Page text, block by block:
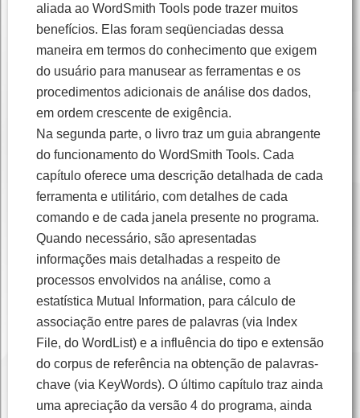
aliada ao WordSmith Tools pode trazer muitos
benefícios. Elas foram seqüenciadas dessa
maneira em termos do conhecimento que exigem
do usuário para manusear as ferramentas e os
procedimentos adicionais de análise dos dados,
em ordem crescente de exigência.
Na segunda parte, o livro traz um guia abrangente
do funcionamento do WordSmith Tools. Cada
capítulo oferece uma descrição detalhada de cada
ferramenta e utilitário, com detalhes de cada
comando e de cada janela presente no programa.
Quando necessário, são apresentadas
informações mais detalhadas a respeito de
processos envolvidos na análise, como a
estatística Mutual Information, para cálculo de
associação entre pares de palavras (via Index
File, do WordList) e a influência do tipo e extensão
do corpus de referência na obtenção de palavras-
chave (via KeyWords). O último capítulo traz ainda
uma apreciação da versão 4 do programa, ainda